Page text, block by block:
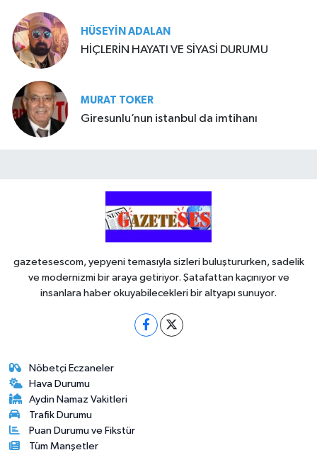
HÜSEYIN ADALAN
HİÇLERİN HAYATI VE SİYASİ DURUMU
MURAT TOKER
Giresunlu’nun istanbul da imtihanı
gazetesescom, yepyeni temasıyla sizleri buluştururken, sadelik
ve modernizmi bir araya getiriyor. Şatafattan kaçınıyor ve
insanlara haber okuyabilecekleri bir altyapı sunuyor.
Nöbetçi Eczaneler
Hava Durumu
Aydin Namaz Vakitleri
Trafik Durumu
Puan Durumu ve Fikstür
Tüm Manşetler